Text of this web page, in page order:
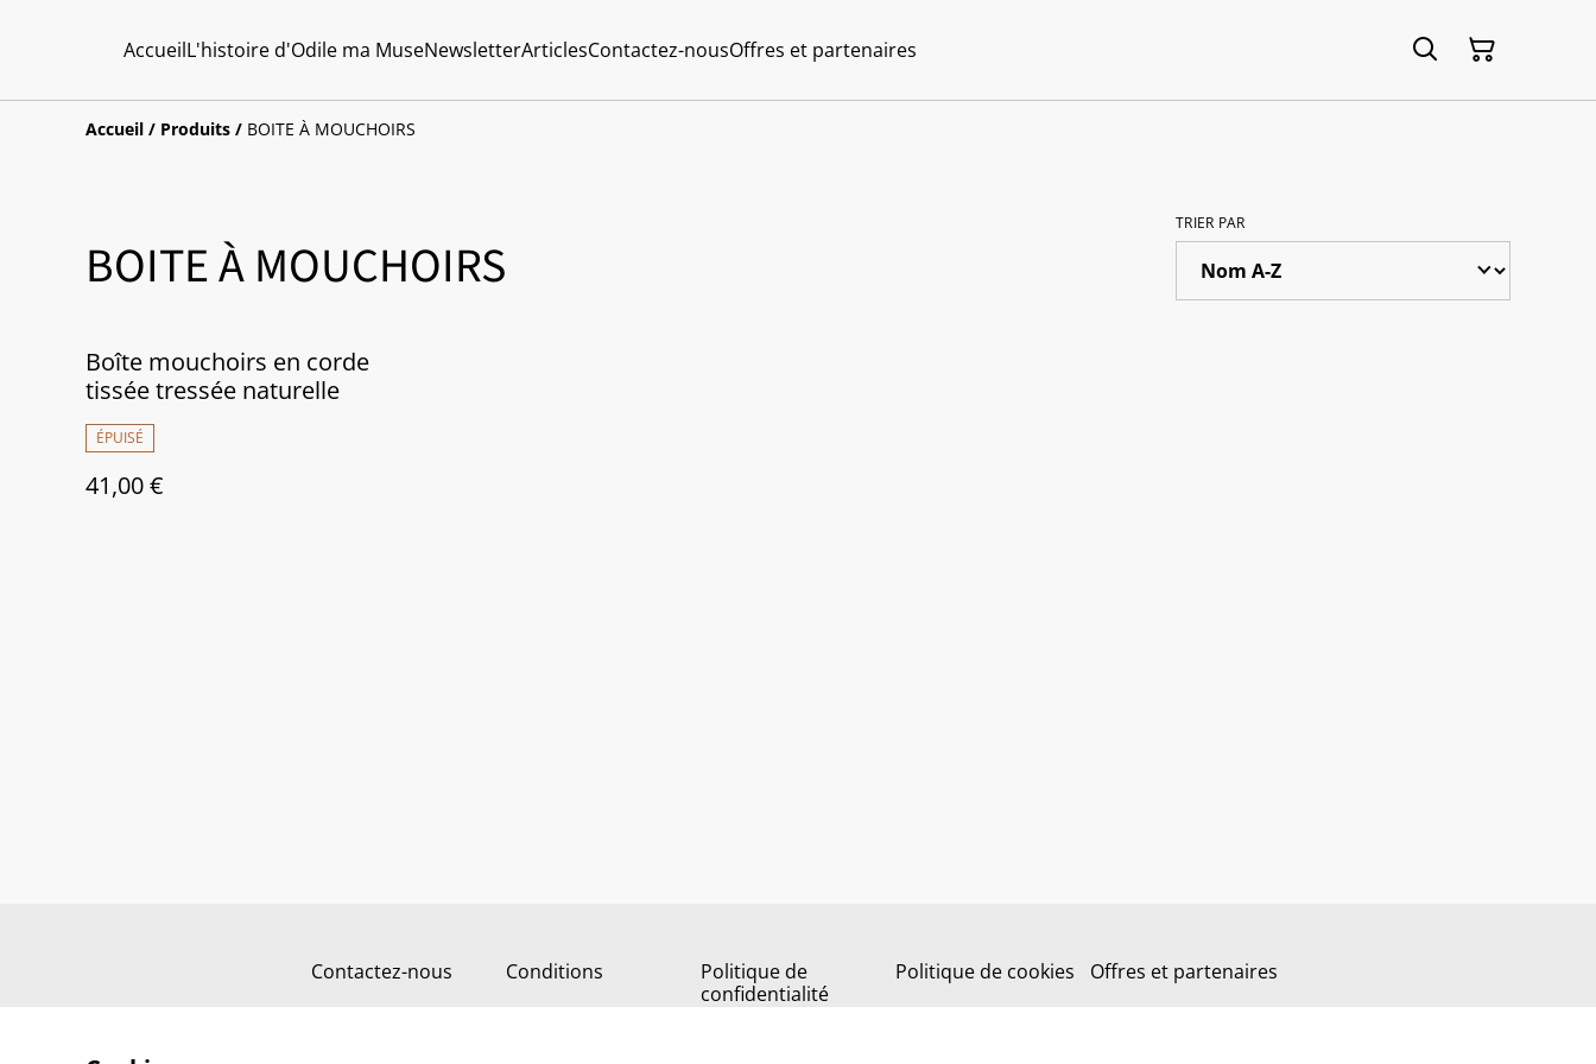
AccueilL'histoire d'Odile ma MuseNewsletterArticlesContactez-nousOffres et partenaires
Accueil / Produits / BOITE À MOUCHOIRS
BOITE À MOUCHOIRS
TRIER PAR
Boîte mouchoirs en corde
tissée tressée naturelle
ÉPUISÉ
41,00 €
Contactez-nous Conditions
Politique de
confidentialité
Politique de cookies Offres et partenaires